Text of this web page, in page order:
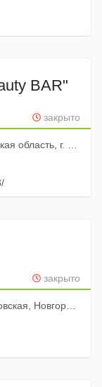
BAR"
закрыто
Большая Московская, 55
закрыто
область, д.67, стр.2